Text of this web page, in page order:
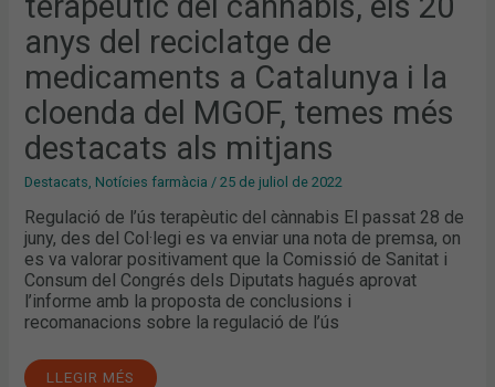
anys del reciclatge de
medicaments a Catalunya i la
cloenda del MGOF, temes més
destacats als mitjans
Destacats, Notícies farmàcia /25 de juliol de 2022
Regulació de l’ús terapèutic del cànnabis El passat 28 de
juny, des del Col·legi es va enviar una nota de premsa, on
es va valorar positivament que la Comissió de Sanitat i
Consum del Congrés dels Diputats hagués aprovat
l’informe amb la proposta de conclusions i
recomanacions sobre la regulació de l’ús
LLEGIR MÉS